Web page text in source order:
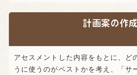
計画案の作成
アセスメントした内容をもとに、ど
うに使うのがベストかを考え、「サ